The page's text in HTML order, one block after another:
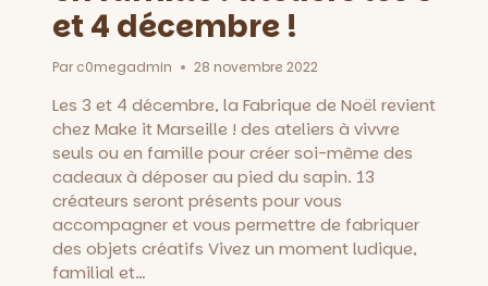
et 4 décembre !
Par c0megadmin 28 novembre 2022
Les 3 et 4 décembre, la Fabrique de Noël revient
chez Make it Marseille ! des ateliers à vivvre
seuls ou en famille pour créer soi-même des
cadeaux à déposer au pied du sapin. 13
créateurs seront présents pour vous
accompagner et vous permettre de fabriquer
des objets créatifs Vivez un moment ludique,
familial et…